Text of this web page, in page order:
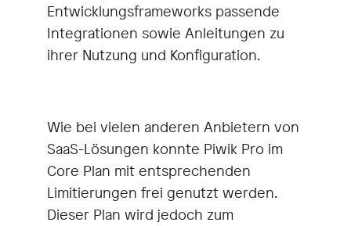
Entwicklungsframeworks passende
Integrationen sowie Anleitungen zu
ihrer Nutzung und Konfiguration.
Wie bei vielen anderen Anbietern von
SaaS-Lösungen konnte Piwik Pro im
Core Plan mit entsprechenden
Limitierungen frei genutzt werden.
Dieser Plan wird jedoch zum